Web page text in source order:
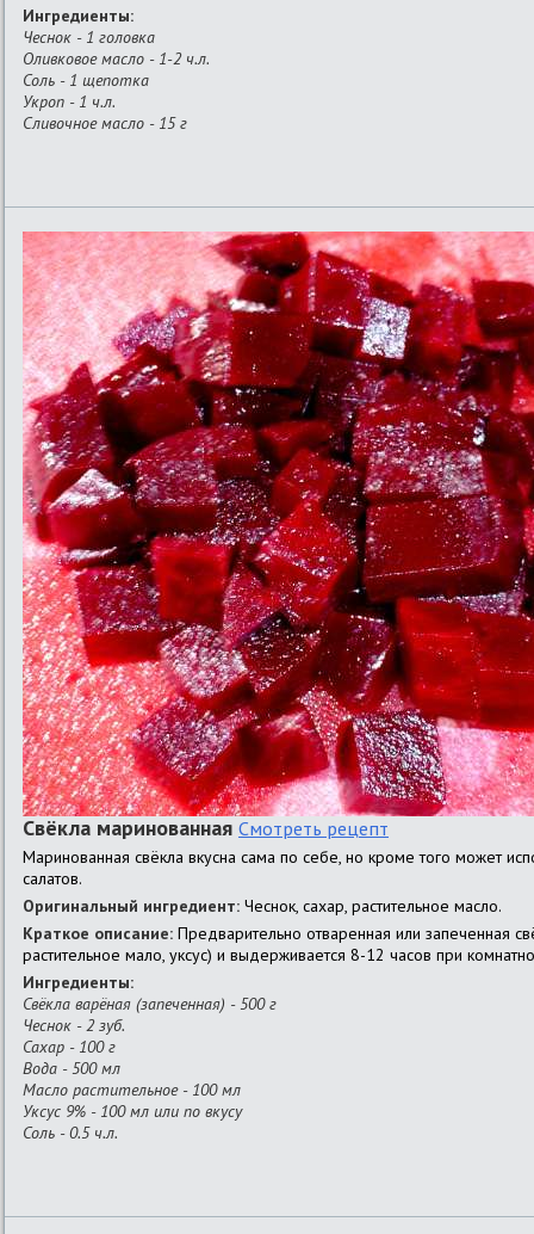
Ингредиенты:
Чеснок - 1 головка
Оливковое масло - 1-2 ч.л.
Соль - 1 щепотка
Укроп - 1 ч.л.
Сливочное масло - 15 г
Свёкла маринованная Смотреть рецепт
Маринованная свёкла вкусна сама по себе, но кроме того может
салатов.
Оригинальный ингредиент: Чеснок, сахар, растительное масло.
Краткое описание: Предварительно отваренная или запеченная
растительное мало, уксус) и выдерживается 8-12 часов при
Ингредиенты:
Свёкла варёная (запеченная) - 500 г
Чеснок - 2 зуб.
Сахар - 100 г
Вода - 500 мл
Масло растительное - 100 мл
Уксус 9% - 100 мл или по вкусу
Соль - 0.5 ч.л.